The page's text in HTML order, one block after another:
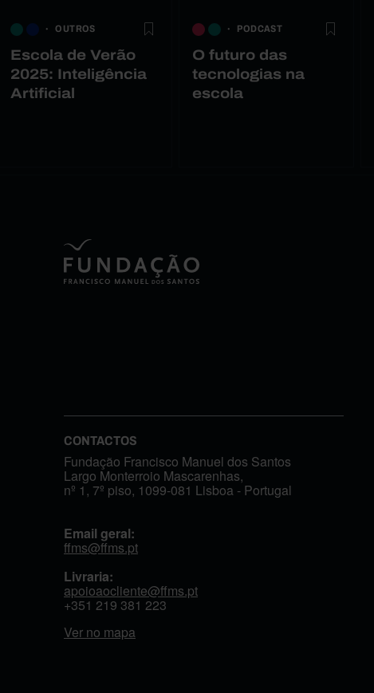
OUTROS
Escola de Verão
2025: Inteligência
Artificial
PODCAST
O futuro das
tecnologias na
escola
CONTACTOS
Fundação Francisco Manuel dos Santos
Largo Monterroio Mascarenhas,
nº 1, 7º piso, 1099-081 Lisboa - Portugal
Email geral:
ffms@ffms.pt
Livraria:
apoioaocliente@ffms.pt
+351 219 381 223
Ver no mapa